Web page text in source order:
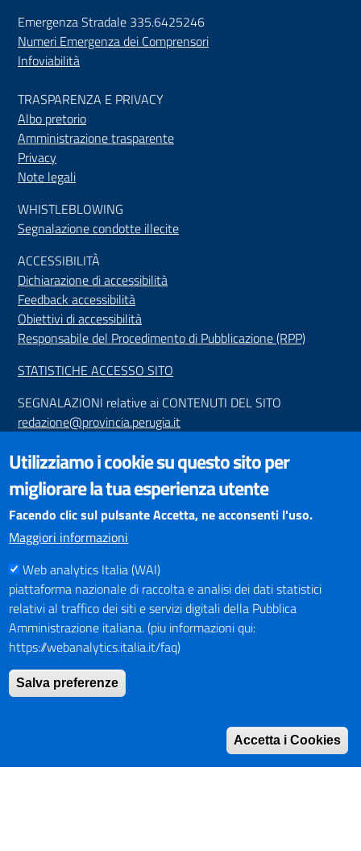
Emergenza Stradale 335.6425246
Numeri Emergenza dei Comprensori
Infoviabilità
TRASPARENZA E PRIVACY
Albo pretorio
Amministrazione trasparente
Privacy
Note legali
WHISTLEBLOWING
Segnalazione condotte illecite
ACCESSIBILITÀ
Dichiarazione di accessibilità
Feedback accessibilità
Obiettivi di accessibilità
Responsabile del Procedimento di Pubblicazione (RPP)
STATISTICHE ACCESSO SITO
SEGNALAZIONI relative ai CONTENUTI DEL SITO
redazione@provincia.perugia.it
VISUALIZZAZIONE CONTENUTI
Il sito internet della Provincia di Perugia è ottimizzato per
essere visualizzato dai principali browser aggiornati. L'uso di
browser non aggiornati può creare problemi di visualizzazione
dei contenuti.
PAGAMENTI
SOCIAL NETWORKS
Pagina Facebook
Profilo Instagram
PNRR (Piano Nazionale di Ripresa e Resilienza)
Utilizziamo i cookie su questo sito per
migliorare la tua esperienza utente
Facendo clic sul pulsante Accetta, ne acconsenti l'uso.
Maggiori informazioni
Web analytics Italia (WAI)
piattaforma nazionale di raccolta e analisi dei dati statistici
relativi al traffico dei siti e servizi digitali della Pubblica
Amministrazione italiana. (piu informazioni qui:
https://webanalytics.italia.it/faq)
Salva preferenze
Accetta i Cookies